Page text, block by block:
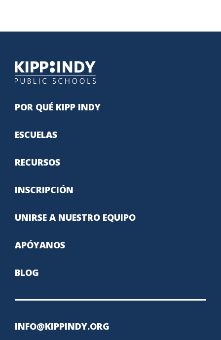
POR QUÉ KIPP INDY
ESCUELAS
RECURSOS
INSCRIPCIÓN
UNIRSE A NUESTRO EQUIPO
APÓYANOS
BLOG
INFO@KIPPINDY.ORG